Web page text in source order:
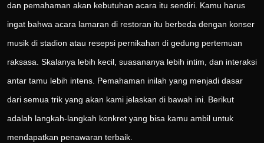
dan pemahaman akan kebutuhan acara itu sendiri. Kamu harus
ingat bahwa acara lamaran di restoran itu berbeda dengan konser
musik di stadion atau resepsi pernikahan di gedung pertemuan
raksasa. Skalanya lebih kecil, suasananya lebih intim, dan interaksi
antar tamu lebih intens. Pemahaman inilah yang menjadi dasar
dari semua trik yang akan kami jelaskan di bawah ini. Berikut
adalah langkah-langkah konkret yang bisa kamu ambil untuk
mendapatkan penawaran terbaik.